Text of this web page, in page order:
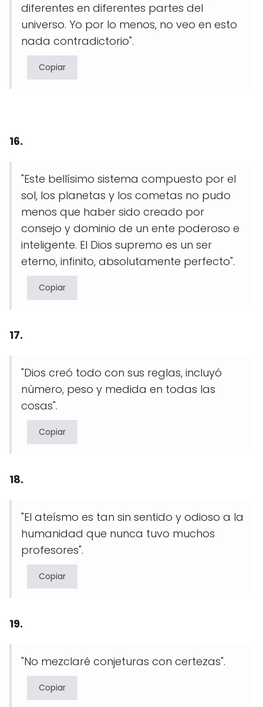
diferentes en diferentes partes del
universo. Yo por lo menos, no veo en esto
nada contradictorio".
Copiar
16.
"Este bellísimo sistema compuesto por el
sol, los planetas y los cometas no pudo
menos que haber sido creado por
consejo y dominio de un ente poderoso e
inteligente. El Dios supremo es un ser
eterno, infinito, absolutamente perfecto".
Copiar
17.
"Dios creó todo con sus reglas, incluyó
número, peso y medida en todas las
cosas".
Copiar
18.
"El ateísmo es tan sin sentido y odioso a la
humanidad que nunca tuvo muchos
profesores".
Copiar
19.
"No mezclaré conjeturas con certezas".
Copiar